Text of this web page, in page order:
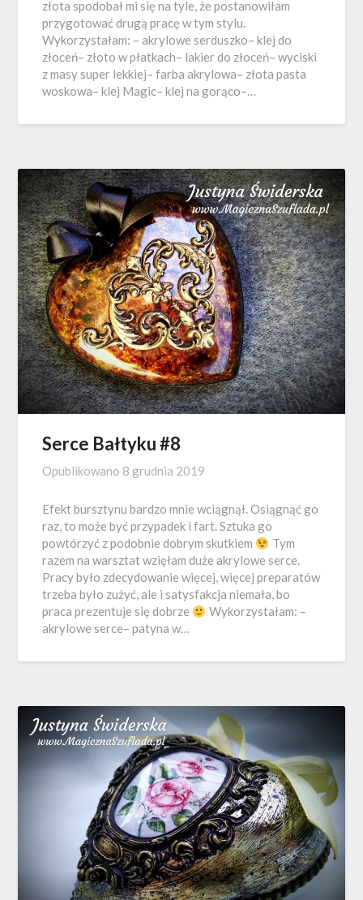
złota spodobał mi się na tyle, że postanowiłam
przygotować drugą pracę w tym stylu.
Wykorzystałam: – akrylowe serduszko– klej do
złoceń– złoto w płatkach– lakier do złoceń– wyciski
z masy super lekkiej– farba akrylowa– złota pasta
woskowa– klej Magic– klej na gorąco–…
Serce Bałtyku #8
Opublikowano 8 grudnia 2019
Efekt bursztynu bardzo mnie wciągnął. Osiągnąć go
raz, to może być przypadek i fart. Sztuka go
powtórzyć z podobnie dobrym skutkiem
Tym
razem na warsztat wzięłam duże akrylowe serce.
Pracy było zdecydowanie więcej, więcej preparatów
trzeba było zużyć, ale i satysfakcja niemała, bo
praca prezentuje się dobrze
Wykorzystałam: –
akrylowe serce– patyna w…